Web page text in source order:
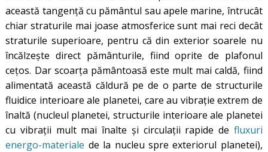
această tangență cu pământul sau apele marine, întrucât
chiar straturile mai joase atmosferice sunt mai reci decât
straturile superioare, pentru că din exterior soarele nu
încălzește direct pământurile, fiind oprite de plafonul
cețos. Dar scoarța pământoasă este mult mai caldă, fiind
alimentată această căldură pe de o parte de structurile
fluidice interioare ale planetei, care au vibrație extrem de
înaltă (nucleul planetei, structurile interioare ale planetei
cu vibrații mult mai înalte și circulații rapide de fluxuri
energo-materiale de la nucleu spre exteriorul planetei),